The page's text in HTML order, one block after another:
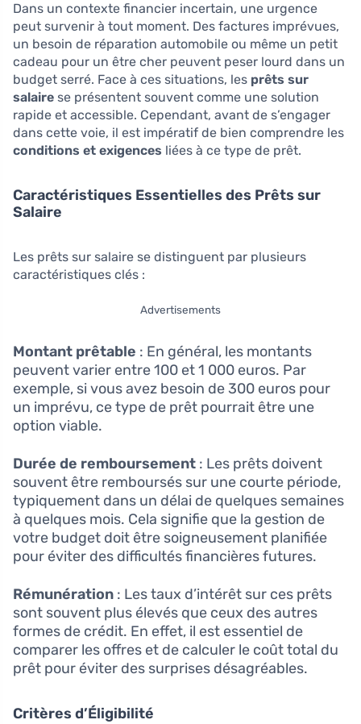
Dans un contexte financier incertain, une urgence
peut survenir à tout moment. Des factures imprévues,
un besoin de réparation automobile ou même un petit
cadeau pour un être cher peuvent peser lourd dans un
budget serré. Face à ces situations, les prêts sur
salaire se présentent souvent comme une solution
rapide et accessible. Cependant, avant de s’engager
dans cette voie, il est impératif de bien comprendre les
conditions et exigences liées à ce type de prêt.
Caractéristiques Essentielles des Prêts sur
Salaire
Les prêts sur salaire se distinguent par plusieurs
caractéristiques clés :
Advertisements
Montant prêtable : En général, les montants
peuvent varier entre 100 et 1 000 euros. Par
exemple, si vous avez besoin de 300 euros pour
un imprévu, ce type de prêt pourrait être une
option viable.
Durée de remboursement : Les prêts doivent
souvent être remboursés sur une courte période,
typiquement dans un délai de quelques semaines
à quelques mois. Cela signifie que la gestion de
votre budget doit être soigneusement planifiée
pour éviter des difficultés financières futures.
Rémunération : Les taux d’intérêt sur ces prêts
sont souvent plus élevés que ceux des autres
formes de crédit. En effet, il est essentiel de
comparer les offres et de calculer le coût total du
prêt pour éviter des surprises désagréables.
Critères d’Éligibilité